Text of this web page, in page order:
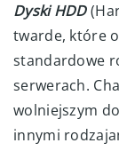
Dyski HDD
twarde, które
standardowe
serwerach.
wolniejszym
innymi